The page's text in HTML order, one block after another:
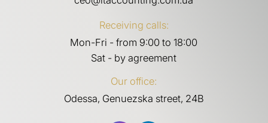
Receiving calls:
Mon-Fri - from 9:00 to 18:00
Sat - by agreement
Our office:
Odessa, Genuezska street, 24B